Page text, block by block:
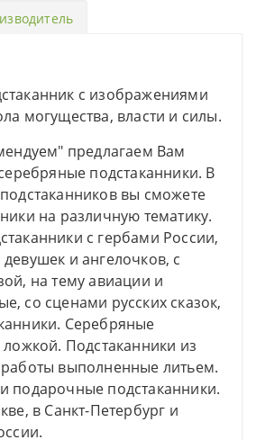
с изображениями
могущества, власти и силы.
предлагаем Вам
подстаканники. В
вы сможете
на различную тематику.
с гербами России,
и ангелочков, с
на тему авиации и
со сценами русских сказок,
Серебряные
ложкой. Подстаканники из
выполненные литьем.
подарочные подстаканники.
в Санкт-Петербург и